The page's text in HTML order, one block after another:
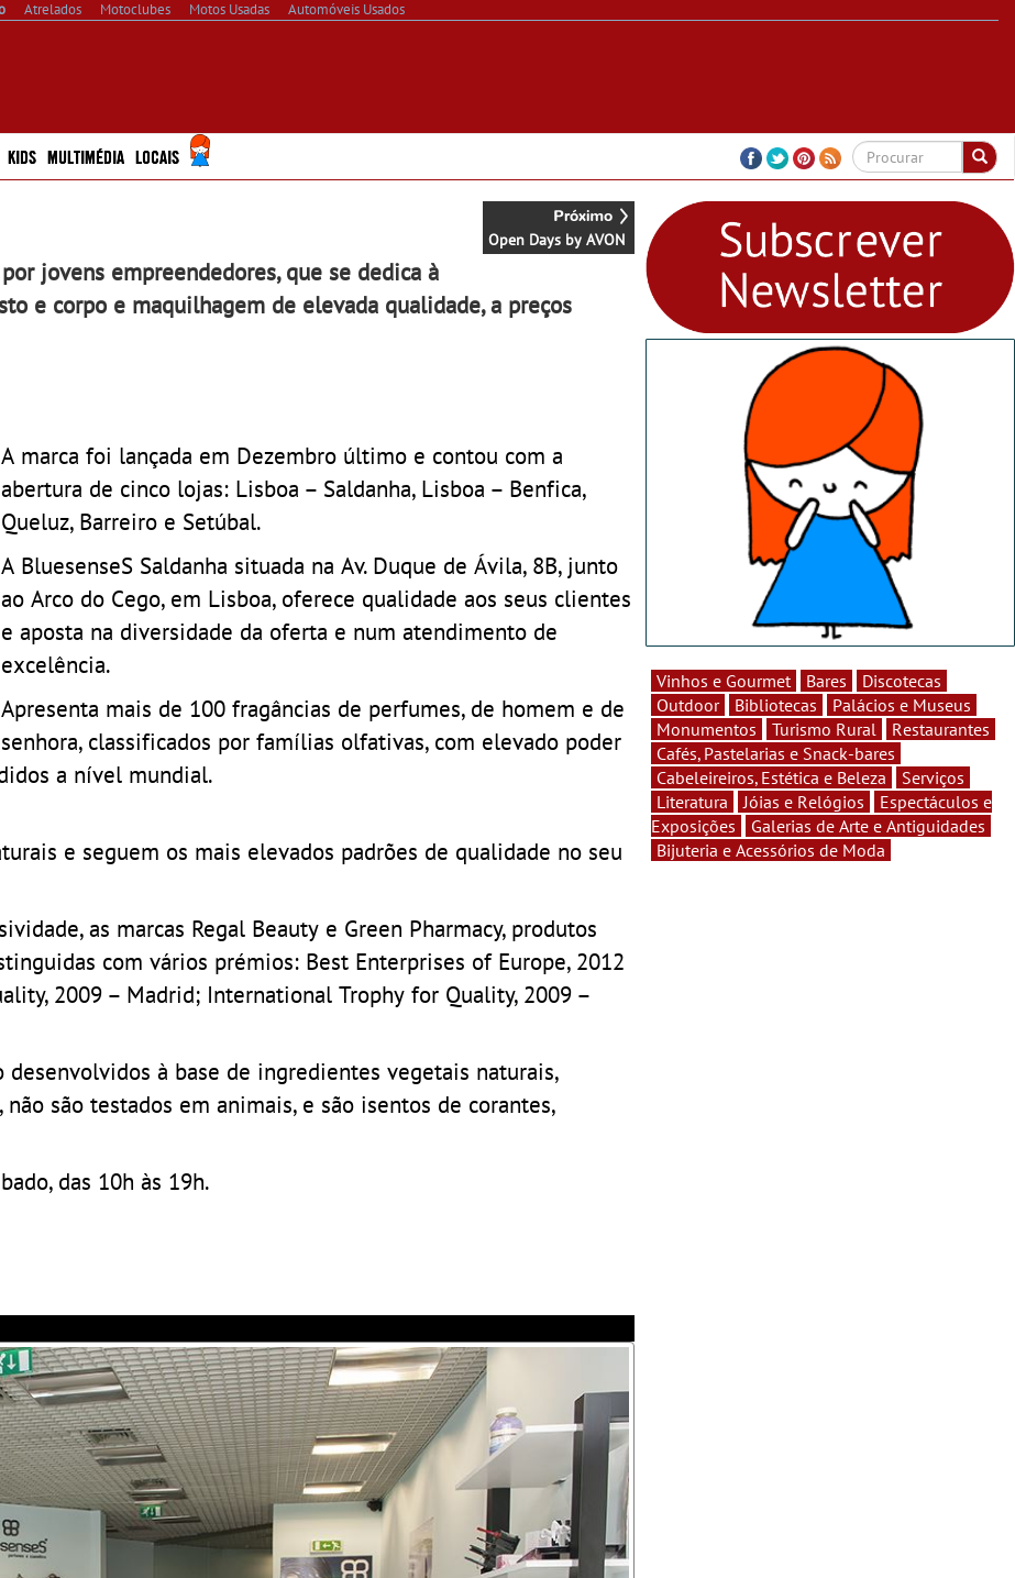
Atrelados Motoclubes Motos Usadas Automóveis Usados
KIDS MULTIMÉDIA LOCAIS
Open Days by AVON
jovens empreendedores, que se dedica à
e corpo e maquilhagem de elevada qualidade, a preços
A marca foi lançada em Dezembro último e contou com a
abertura de cinco lojas: Lisboa – Saldanha, Lisboa – Benfica,
Queluz, Barreiro e Setúbal.
A BluesenseS Saldanha situada na Av. Duque de Ávila, 8B, junto
ao Arco do Cego, em Lisboa, oferece qualidade aos seus clientes
e aposta na diversidade da oferta e num atendimento de
excelência.
Apresenta mais de 100 fragâncias de perfumes, de homem e de
senhora, classificados por famílias olfativas, com elevado poder
a nível mundial.
e seguem os mais elevados padrões de qualidade no seu
as marcas Regal Beauty e Green Pharmacy, produtos
com vários prémios: Best Enterprises of Europe, 2012
2009 – Madrid; International Trophy for Quality, 2009 –
à base de ingredientes vegetais naturais,
são testados em animais, e são isentos de corantes,
das 10h às 19h.
Vinhos e Gourmet Bares
Discotecas
Outdoor
Bibliotecas
Palácios e Museus
Monumentos
Turismo Rural
Restaurantes
Cafés, Pastelarias e Snack-bares
Cabeleireiros, Estética e Beleza
Serviços
Literatura
Jóias e Relógios
Espectáculos e
Exposições
Galerias de Arte e Antiguidades
Bijuteria e Acessórios de Moda